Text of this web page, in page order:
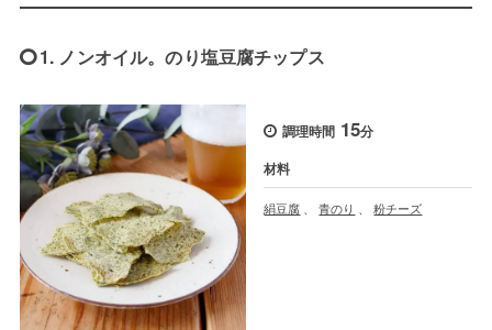
1. ノンオイル。のり塩豆腐チップス
調理時間 15分
材料
絹豆腐 、青のり 、粉チーズ